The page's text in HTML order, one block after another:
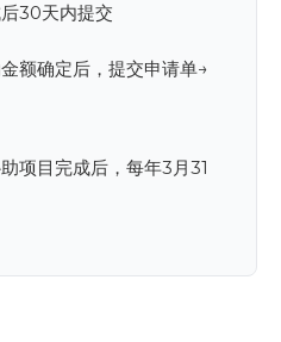
30天内提交
额确定后，提交申请单→
项目完成后，每年3月31